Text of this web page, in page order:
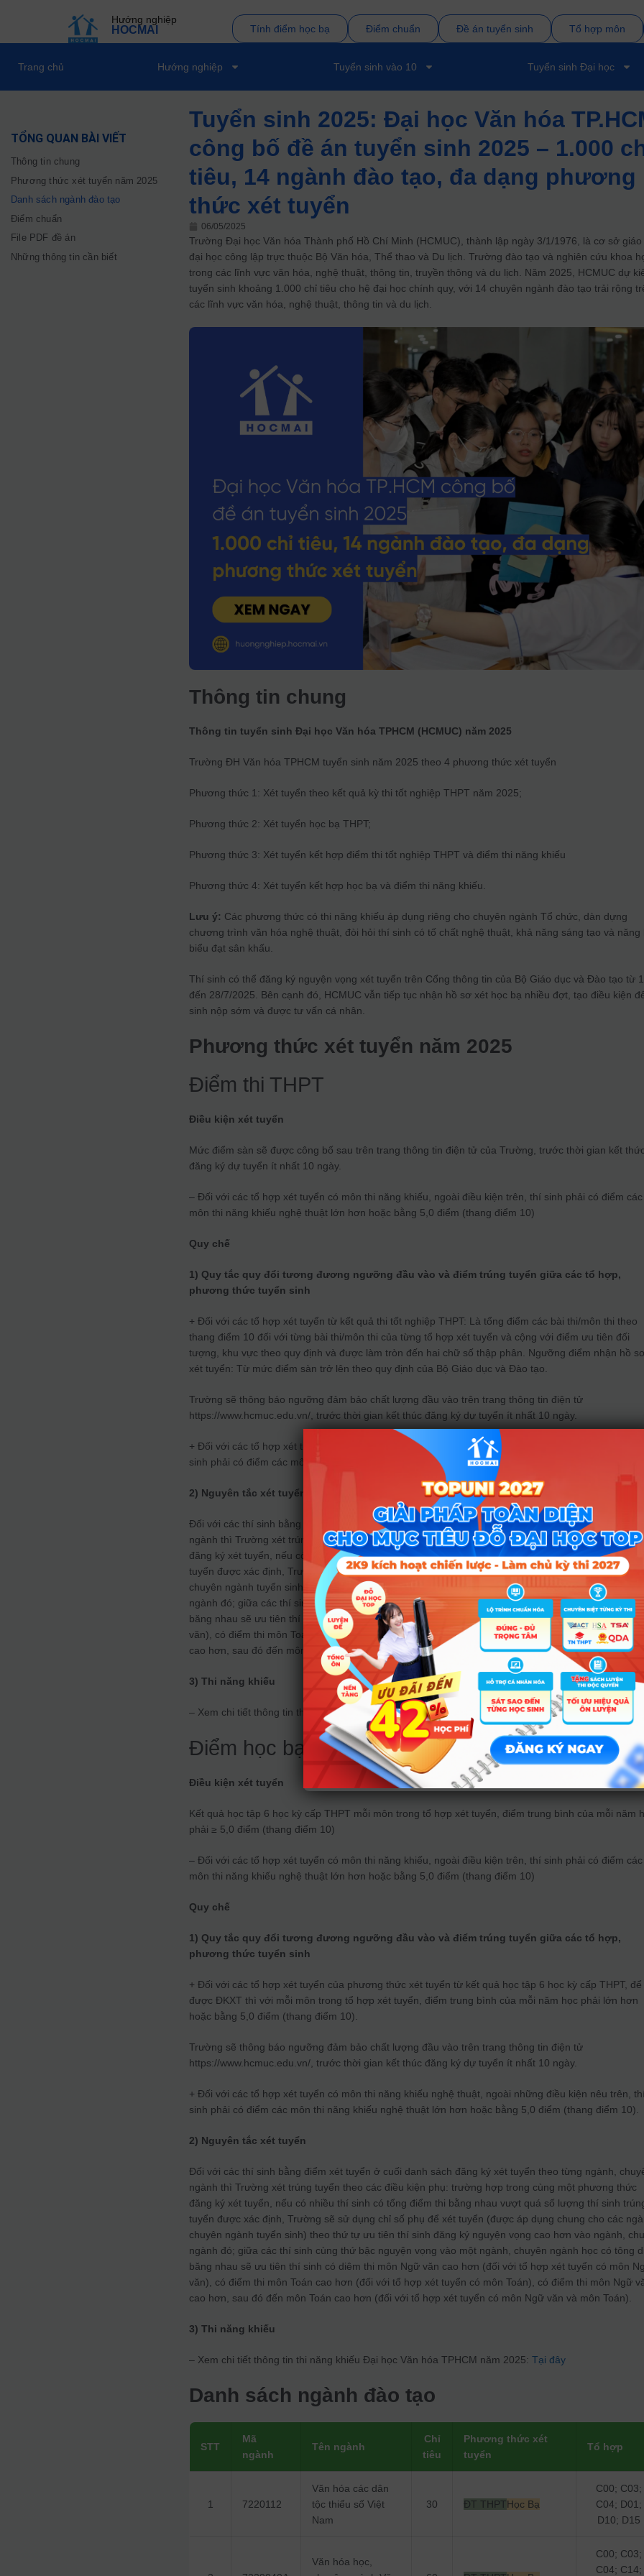
Hướng nghiệp
HOCMAI Tính điểm học bạ Điểm chuẩn Đề án tuyển sinh Tổ hợp môn
Trang chủ Hướng nghiệp Tuyển sinh vào 10 Tuyển sinh Đại học
TỔNG QUAN BÀI VIẾT
Thông tin chung
Phương thức xét tuyển năm 2025
Danh sách ngành đào tạo
Điểm chuẩn
File PDF đề án
Những thông tin cần biết
Tuyển sinh 2025: Đại học Văn hóa
công bố đề án tuyển sinh 2025 – 1.000
tiêu, 14 ngành đào tạo, đa dạng phương
thức xét tuyển
06/05/2025
Trường Đại học Văn hóa Thành phố Hồ Chí Minh (HCMUC), thành lập ngày 3/1/1976, là cơ sở giáo
đại học công lập trực thuộc Bộ Văn hóa, Thể thao và Du lịch. Trường đào tạo và nghiên cứu khoa
trong các lĩnh vực văn hóa, nghệ thuật, thông tin, truyền thông và du lịch.
Năm 2025, HCMUC dự
tuyển sinh khoảng 1.000 chỉ tiêu cho hệ đại học chính quy, với 14 chuyên ngành đào tạo trải rộng
các lĩnh vực văn hóa, nghệ thuật, thông tin và du lịch.
Thông tin chung
Thông tin tuyển sinh Đại học Văn hóa TPHCM (HCMUC) năm 2025
Trường ĐH Văn hóa TPHCM tuyển sinh năm 2025 theo 4 phương thức xét tuyển
Phương thức 1: Xét tuyển theo kết quả kỳ thi tốt nghiệp THPT năm 2025;
Phương thức 2: Xét tuyển học bạ THPT;
Phương thức 3: Xét tuyển kết hợp điểm thi tốt nghiệp THPT và điểm thi năng khiếu
Phương thức 4: Xét tuyển kết hợp học bạ và điểm thi năng khiếu.
Lưu ý: Các phương thức có thi năng khiếu áp dụng riêng cho chuyên ngành Tổ chức, dàn dựng
chương trình văn hóa nghệ thuật, đòi hỏi thí sinh có tố chất nghệ thuật, khả năng sáng tạo và năng
biểu đạt sân khấu.
Thí sinh có thể đăng ký nguyện vọng xét tuyển trên Cổng thông tin của Bộ Giáo dục và Đào tạo từ
đến 28/7/2025. Bên cạnh đó, HCMUC vẫn tiếp tục nhận hồ sơ xét học bạ nhiều đợt, tạo điều kiện
sinh nộp sớm và được tư vấn cá nhân.
Phương thức xét tuyển năm 2025
Điểm thi THPT
Điều kiện xét tuyển
Mức điểm sàn sẽ được công bố sau trên trang thông tin điện tử của Trường, trước thời gian kết
đăng ký dự tuyển ít nhất 10 ngày.
– Đối với các tổ hợp xét tuyển có môn thi năng khiếu, ngoài điều kiện trên, thí sinh phải có điểm các
môn thi năng khiếu nghệ thuật lớn hơn hoặc bằng 5,0 điểm (thang điểm 10)
Quy chế
1) Quy tắc quy đổi tương đương ngưỡng đầu vào và điểm trúng tuyển giữa các tổ hợp,
phương thức tuyển sinh
+ Đối với các tổ hợp xét tuyển từ kết quả thi tốt nghiệp THPT: Là tổng điểm các bài thi/môn thi theo
thang điểm 10 đối với từng bài thi/môn thi của từng tổ hợp xét tuyển và cộng với điểm ưu tiên đối
tượng, khu vực theo quy định và được làm tròn đến hai chữ số thập phân. Ngưỡng điểm nhận hồ
xét tuyển: Từ mức điểm sàn trở lên theo quy định của Bộ Giáo dục và Đào tạo.
Trường sẽ thông báo ngưỡng đảm bảo chất lượng đầu vào trên trang thông tin điện tử
https://www.hcmuc.edu.vn/, trước thời gian kết thúc đăng ký dự tuyển ít nhất 10 ngày.
+ Đối với các tổ hợp xét tuyển có môn thi năng khiếu nghệ thuật, ngoài những điều kiện nêu trên,
sinh phải có điểm các môn thi năng khiếu nghệ thuật lớn hơn hoặc bằng 5,0 điểm (thang điểm 10).
2) Nguyên tắc xét tuyển
Đối với các thí sinh bằng điểm xét tuyển ở cuối danh sách đăng ký xét tuyển theo từng ngành,
ngành thì Trường xét trúng tuyển theo các điều kiện phụ: trường hợp trong cùng một phương thức
đăng ký xét tuyển, nếu có nhiều thí sinh có tổng điểm thi bằng nhau vượt quá số lượng thí sinh
tuyển được xác định, Trường sẽ sử dụng chỉ số phụ để xét tuyển (được áp dụng chung cho các
chuyên ngành tuyển sinh) theo thứ tự ưu tiên thí sinh đăng ký nguyện vọng cao hơn vào ngành,
ngành đó; giữa các thí sinh cùng thứ bậc nguyện vọng vào một ngành, chuyên ngành học có tông
băng nhau sẽ ưu tiên thí sinh có diêm thi môn Ngữ văn cao hơn (đối với tổ hợp xét tuyển có môn
văn), có điểm thi môn Toán cao hơn (đối với tổ hợp xét tuyển có môn Toán), có điểm thi môn Ngữ
cao hơn, sau đó đến môn Toán cao hơn (đối với tổ hợp xét tuyển có môn Ngữ văn và môn Toán).
3) Thi năng khiếu
– Xem chi tiết thông tin thi năng khiếu Đại học Văn hóa TPHCM năm 2025:Tại đây
Điểm học bạ
Điều kiện xét tuyển
Kết quả học tập 6 học kỳ cấp THPT mỗi môn trong tổ hợp xét tuyển, điểm trung bình của mỗi năm
phải ≥ 5,0 điểm (thang điểm 10)
– Đối với các tổ hợp xét tuyển có môn thi năng khiếu, ngoài điều kiện trên, thí sinh phải có điểm các
môn thi năng khiếu nghệ thuật lớn hơn hoặc bằng 5,0 điểm (thang điểm 10)
Quy chế
1) Quy tắc quy đổi tương đương ngưỡng đầu vào và điểm trúng tuyển giữa các tổ hợp,
phương thức tuyển sinh
+ Đối với các tổ hợp xét tuyển của phương thức xét tuyển từ kết quả học tập 6 học kỳ cấp THPT, để
được ĐKXT thì với mỗi môn trong tổ hợp xét tuyển, điểm trung bình của mỗi năm học phải lớn hơn
hoặc bằng 5,0 điểm (thang điểm 10).
Trường sẽ thông báo ngưỡng đảm bảo chất lượng đầu vào trên trang thông tin điện tử
https://www.hcmuc.edu.vn/, trước thời gian kết thúc đăng ký dự tuyển ít nhất 10 ngày.
+ Đối với các tổ hợp xét tuyển có môn thi năng khiếu nghệ thuật, ngoài những điều kiện nêu trên,
sinh phải có điểm các môn thi năng khiếu nghệ thuật lớn hơn hoặc bằng 5,0 điểm (thang điểm 10).
2) Nguyên tắc xét tuyển
Đối với các thí sinh bằng điểm xét tuyển ở cuối danh sách đăng ký xét tuyển theo từng ngành,
ngành thì Trường xét trúng tuyển theo các điều kiện phụ: trường hợp trong cùng một phương thức
đăng ký xét tuyển, nếu có nhiều thí sinh có tổng điểm thi bằng nhau vượt quá số lượng thí sinh
tuyển được xác định, Trường sẽ sử dụng chỉ số phụ để xét tuyển (được áp dụng chung cho các
chuyên ngành tuyển sinh) theo thứ tự ưu tiên thí sinh đăng ký nguyện vọng cao hơn vào ngành,
ngành đó; giữa các thí sinh cùng thứ bậc nguyện vọng vào một ngành, chuyên ngành học có tông
băng nhau sẽ ưu tiên thí sinh có diêm thi môn Ngữ văn cao hơn (đối với tổ hợp xét tuyển có môn
văn), có điểm thi môn Toán cao hơn (đối với tổ hợp xét tuyển có môn Toán), có điểm thi môn Ngữ
cao hơn, sau đó đến môn Toán cao hơn (đối với tổ hợp xét tuyển có môn Ngữ văn và môn Toán).
3) Thi năng khiếu
– Xem chi tiết thông tin thi năng khiếu Đại học Văn hóa TPHCM năm 2025:Tại đây
Danh sách ngành đào tạo
STT
Mã
ngành
Tên ngành
Chỉ
tiêu
Phương thức xét
tuyển
Tổ hợp
1 7220112
Văn hóa các dân
tộc thiểu số Việt
Nam
30 ĐT THPTHọc Bạ
C00; C03;
C04; D01;
D10; D15
Văn hóa học,
C00; C03;
C04; C14;